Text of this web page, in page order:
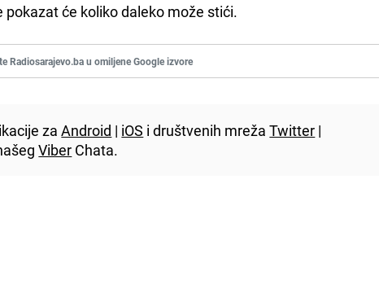
će koliko daleko može stići.
Radiosarajevo.ba u omiljene Google izvore
zaAndroid | iOS i društvenih mrežaTwitter |
Viber Chata.